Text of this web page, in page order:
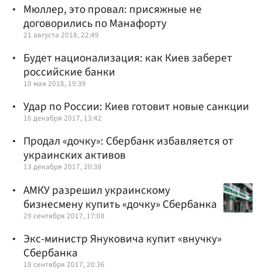
Мюллер, это провал: присяжные не
договорились по Манафорту
21 августа 2018, 22:49
Будет национализация: как Киев заберет
российские банки
10 мая 2018, 19:39
Удар по России: Киев готовит новые санкции
16 декабря 2017, 13:42
Продал «дочку»: Сбербанк избавляется от
украинских активов
13 декабря 2017, 20:38
АМКУ разрешил украинскому
бизнесмену купить «дочку» Сбербанка
29 сентября 2017, 17:08
Экс-министр Януковича купит «внучку»
Сбербанка
18 сентября 2017, 20:36